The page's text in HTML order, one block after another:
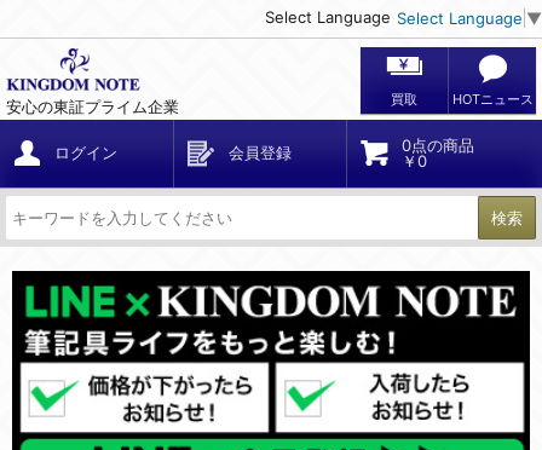
Select Language Select Language ▼
安心の東証プライム企業 買取 HOTニュース
ログイン 会員登録
0点の商品
￥0
検索